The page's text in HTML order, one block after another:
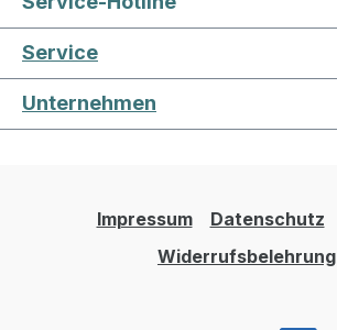
Service
Unternehmen
Impressum Datenschutz
Widerrufsbelehrung